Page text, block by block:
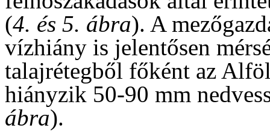
(4. és 5. ábra). A
vízhiány is jelentősen
talajrétegből főként az
hiányzik 50-90 mm
ábra).